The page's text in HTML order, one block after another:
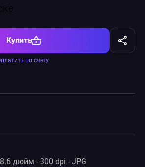
Купить
по счёту
дюйм - 300 dpi - JPG